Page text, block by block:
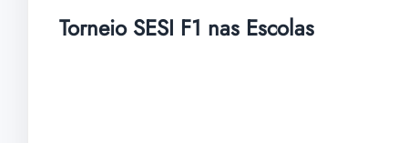
Torneio SESI F1 nas Escolas